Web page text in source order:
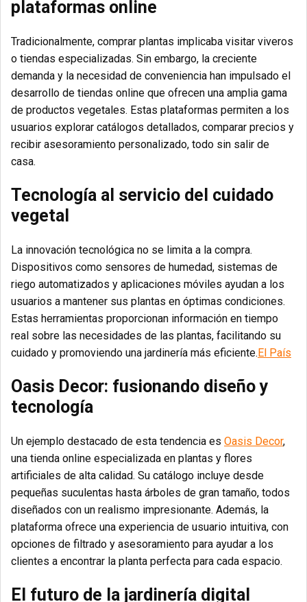
plataformas online
Tradicionalmente, comprar plantas implicaba visitar viveros
o tiendas especializadas. Sin embargo, la creciente
demanda y la necesidad de conveniencia han impulsado el
desarrollo de tiendas online que ofrecen una amplia gama
de productos vegetales. Estas plataformas permiten a los
usuarios explorar catálogos detallados, comparar precios y
recibir asesoramiento personalizado, todo sin salir de
casa.
Tecnología al servicio del cuidado
vegetal
La innovación tecnológica no se limita a la compra.
Dispositivos como sensores de humedad, sistemas de
riego automatizados y aplicaciones móviles ayudan a los
usuarios a mantener sus plantas en óptimas condiciones.
Estas herramientas proporcionan información en tiempo
real sobre las necesidades de las plantas, facilitando su
cuidado y promoviendo una jardinería más eficiente.El País
Oasis Decor: fusionando diseño y
tecnología
Un ejemplo destacado de esta tendencia es Oasis Decor,
una tienda online especializada en plantas y flores
artificiales de alta calidad. Su catálogo incluye desde
pequeñas suculentas hasta árboles de gran tamaño, todos
diseñados con un realismo impresionante. Además, la
plataforma ofrece una experiencia de usuario intuitiva, con
opciones de filtrado y asesoramiento para ayudar a los
clientes a encontrar la planta perfecta para cada espacio.
El futuro de la jardinería digital